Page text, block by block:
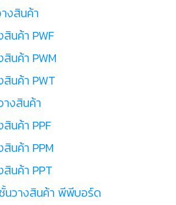
งสินค้า
นค้า PWF
นค้า PWM
สินค้า PWT
งสินค้า
สินค้า PPF
นค้า PPM
สินค้า PPT
นวางสินค้า พีพีบอร์ด